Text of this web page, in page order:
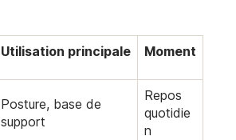
Utilisation principale Moment
Posture, base de
support
Repos
quotidie
n